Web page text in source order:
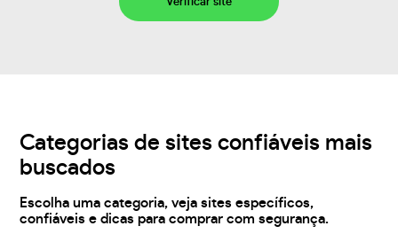
Categorias de sites confiáveis mais
buscados
Escolha uma categoria, veja sites específicos,
confiáveis e dicas para comprar com segurança.